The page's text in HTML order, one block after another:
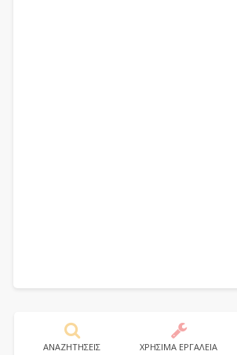
ΑΝΑΖΗΤΗΣΕΙΣ ΧΡΗΣΙΜΑ ΕΡΓΑΛΕΙΑ